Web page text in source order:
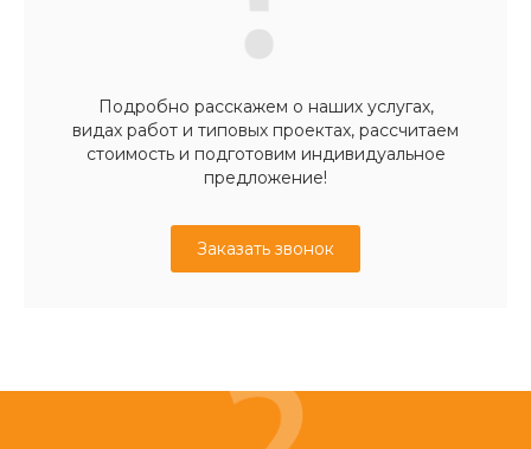
Подробно расскажем о наших услугах,
видах работ и типовых проектах, рассчитаем
стоимость и подготовим индивидуальное
предложение!
Заказать звонок